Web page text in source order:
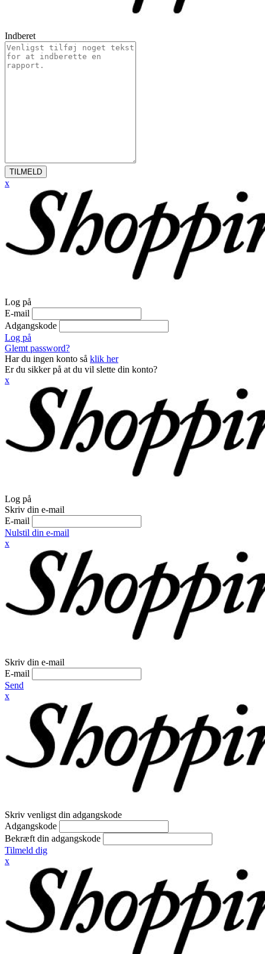
Indberet
TILMELD
x
Log på
E-mail
Adgangskode
Log på
Glemt password?
Har du ingen konto så klik her
Er du sikker på at du vil slette din konto?
x
Log på
Skriv din e-mail
E-mail
Nulstil din e-mail
x
Skriv din e-mail
E-mail
Send
x
Skriv venligst din adgangskode
Adgangskode
Bekræft din adgangskode
Tilmeld dig
x